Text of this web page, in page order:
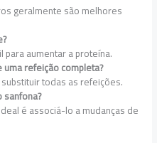
geralmente são melhores
aumentar a proteína.
refeição completa?
todas as refeições.
é associá-lo a mudanças de